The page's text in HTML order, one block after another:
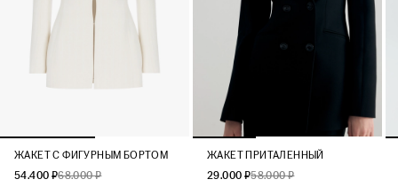
ЖАКЕТ C ФИГУРНЫМ БОРТОМ
54.400 ₽68.000 ₽
ЖАКЕТ ПРИТАЛЕННЫЙ
29.000 ₽58.000 ₽